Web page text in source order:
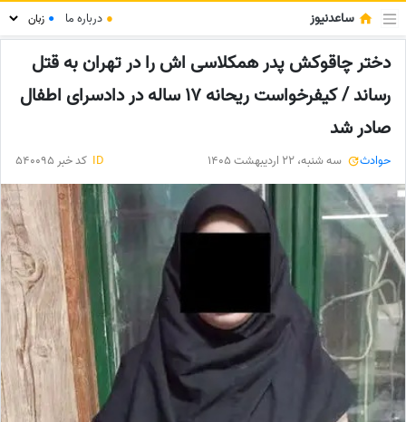
ساعدنیوز ● درباره ما ●
دختر چاقوکش پدر همکلاسی اش را در تهران به قتل
رساند / کیفرخواست ریحانه 17 ساله در دادسرای اطفال
صادر شد
حوادث سه شنبه، 22 اردیبهشت 1405 ID کد خبر 540095